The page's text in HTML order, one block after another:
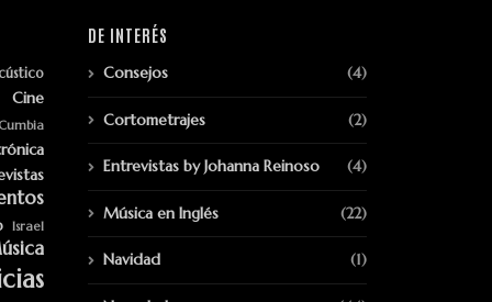
Cine
Cumbia
Israel
DE INTERÉS
Consejos (4)
Cortometrajes (2)
Entrevistas by Johanna Reinoso (4)
Música en Inglés (22)
Navidad (1)